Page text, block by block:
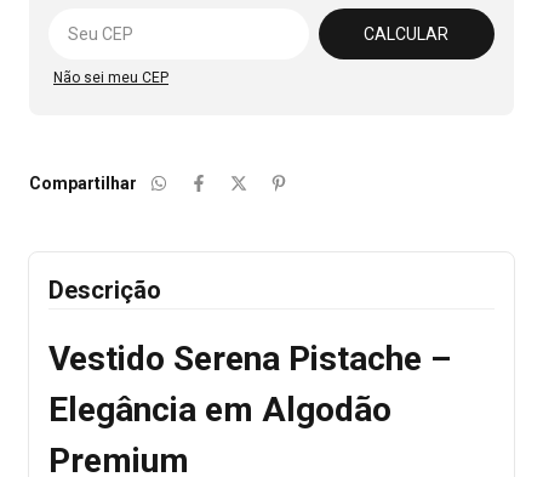
Alterar CEP
CALCULAR
Não sei meu CEP
Compartilhar
Descrição
Vestido Serena Pistache –
Elegância em Algodão
Premium